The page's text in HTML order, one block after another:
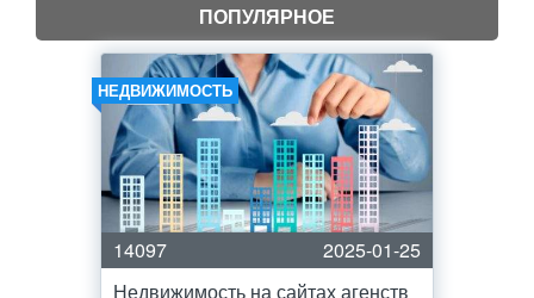
ПОПУЛЯРНОЕ
НЕДВИЖИМОСТЬ
14097
2025-01-25
Недвижимость на сайтах агенств